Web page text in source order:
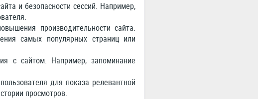
и безопасности сессий. Например,
производительности сайта.
самых популярных страниц или
с сайтом. Например, запоминание
для показа релевантной
просмотров.